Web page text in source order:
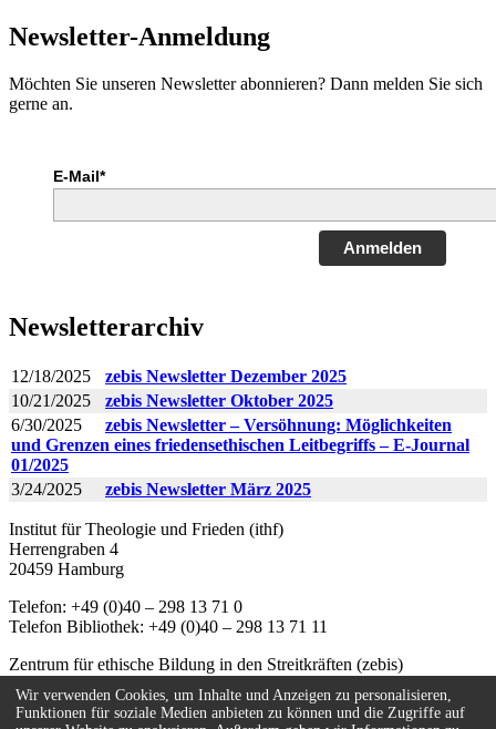
Newsletter-Anmeldung
Möchten Sie unseren Newsletter abonnieren? Dann melden Sie sich
gerne an.
E-Mail*
Anmelden
Newsletterarchiv
12/18/2025
zebis Newsletter Dezember 2025
10/21/2025
zebis Newsletter Oktober 2025
6/30/2025
zebis Newsletter – Versöhnung: Möglichkeiten
und Grenzen eines friedensethischen Leitbegriffs – E-Journal
01/2025
3/24/2025
zebis Newsletter März 2025
Institut für Theologie und Frieden (ithf)
Herrengraben 4
20459 Hamburg
Telefon: +49 (0)40 – 298 13 71 0
Telefon Bibliothek: +49 (0)40 – 298 13 71 11
Zentrum für ethische Bildung in den Streitkräften (zebis)
20459 Hamburg
Wir verwenden Cookies, um Inhalte und Anzeigen zu personalisieren,
Funktionen für soziale Medien anbieten zu können und die Zugriffe auf